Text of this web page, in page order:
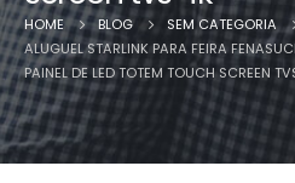
HOME BLOG
SEM CATEGORIA
ALUGUEL STARLINK PARA FEIRA
PAINEL DE LED TOTEM TOUCH SCREEN